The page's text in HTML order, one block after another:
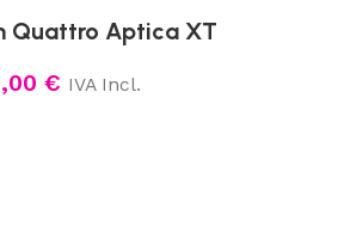
Quattro Aptica XT
€ IVA Incl.